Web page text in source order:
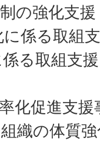
の強化支援
に係る取組
る取組支
化促進支援
織の体質